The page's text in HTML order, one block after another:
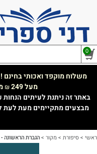
0
משלוח מוקפד ואכותי בחינם !
מעל 249
₪
באתר זה ניתנת לעיתים
מבצעים מתקיימים מעת לעת
ראשי >סיפורת >מקור >הגברת הראשונה